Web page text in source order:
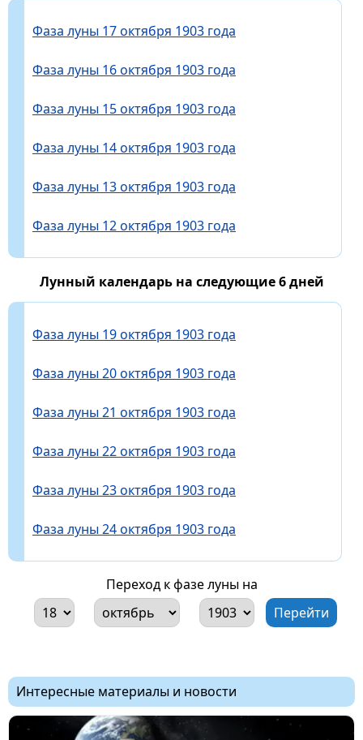
Фаза луны 17 октября 1903 года
Фаза луны 16 октября 1903 года
Фаза луны 15 октября 1903 года
Фаза луны 14 октября 1903 года
Фаза луны 13 октября 1903 года
Фаза луны 12 октября 1903 года
Лунный календарь на следующие 6 дней
Фаза луны 19 октября 1903 года
Фаза луны 20 октября 1903 года
Фаза луны 21 октября 1903 года
Фаза луны 22 октября 1903 года
Фаза луны 23 октября 1903 года
Фаза луны 24 октября 1903 года
Переход к фазе луны на
Интересные материалы и новости